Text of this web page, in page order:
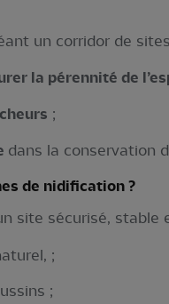
un corridor de
la pérennité de
;
dans la conservation
de nidification ?
site sécurisé,
;
;